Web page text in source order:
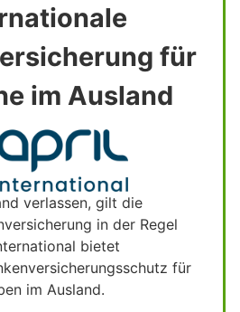
für
im Ausland
verlassen, gilt die
in der Regel
bietet
für
im Ausland.